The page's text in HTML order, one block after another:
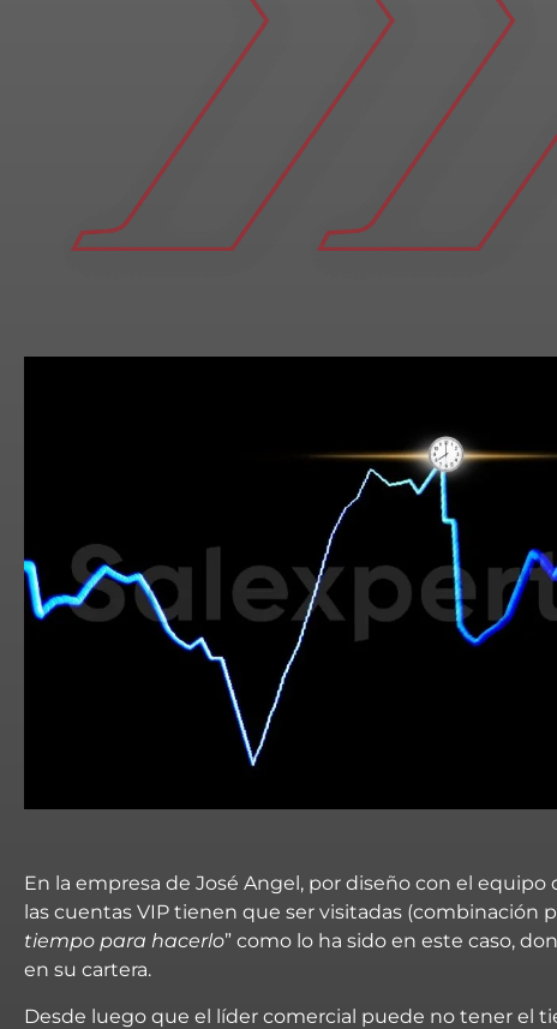
En la empresa de José Angel, por diseño con el
las cuentas VIP tienen que ser visitadas (combinación
tiempo para hacerlo” como lo ha sido en este caso,
en su cartera.
Desde luego que el líder comercial puede no tener el